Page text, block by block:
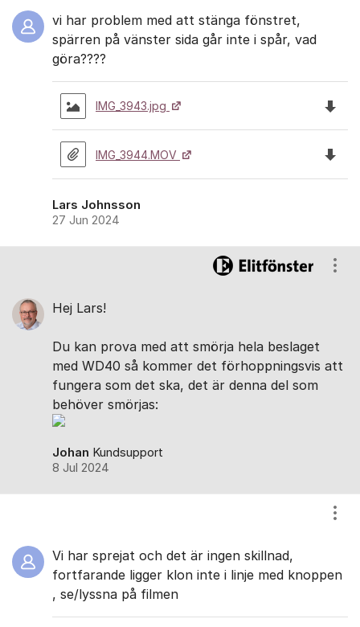
vi har problem med att stänga fönstret,
spärren på vänster sida går inte i spår, vad
göra????
IMG_3943.jpg
IMG_3944.MOV
Lars Johnsson
27 Jun 2024
Hej Lars!
Du kan prova med att smörja hela beslaget
med WD40 så kommer det förhoppningsvis att
fungera som det ska, det är denna del som
behöver smörjas:
Johan Kundsupport
8 Jul 2024
Vi har sprejat och det är ingen skillnad,
fortfarande ligger klon inte i linje med knoppen
, se/lyssna på filmen